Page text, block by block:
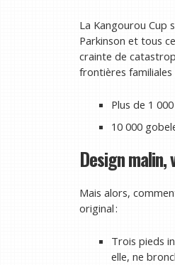
La Kangourou Cup
Parkinson et tous
crainte de
frontières familiales
Plus de 1
10 000
Design
Mais alors,
original :
Trois pieds
elle, ne